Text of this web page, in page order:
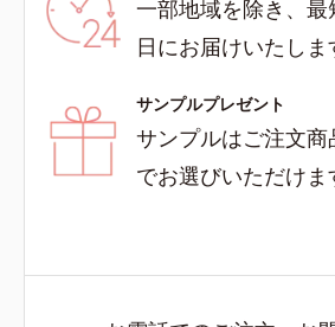
一部地域を除き、
日にお届けいたしま
サンプルプレゼント
サンプルはご注文商
でお選びいただけま